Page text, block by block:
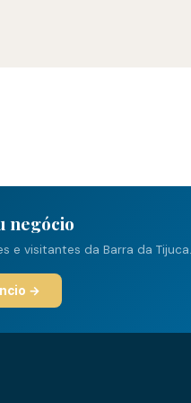
negócio
e visitantes da Barra da Tijuca.
→